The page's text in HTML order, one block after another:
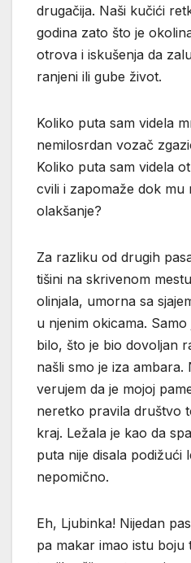
drugačija. Naši kučići
godina zato što je
otrova i iskušenja da
ranjeni ili gube život.
Koliko puta sam videla
nemilosrdan vozač
Koliko puta sam videla
cvili i zapomaže dok mu
olakšanje?
Za razliku od drugih
tišini na skrivenom
olinjala, umorna sa
u njenim okicama.
bilo, što je bio dovoljan
našli smo je iza ambara.
verujem da je mojoj
neretko pravila društvo
kraj. Ležala je kao da
puta nije disala podižući
nepomično.
Eh, Ljubinka! Nijedan
pa makar imao istu boju